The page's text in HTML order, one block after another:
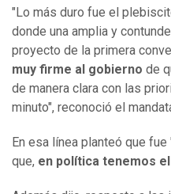
"Lo más duro fue el
donde una amplia y
proyecto de la primera
muy firme al gobierno de
de manera clara con las
minuto", reconoció el
En esa línea planteó que
que, en política tenemos